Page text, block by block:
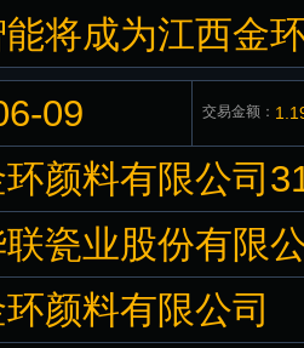
能将成为江西金
09 交易金额：
颜料有限公司
瓷业股份有限
颜料有限公司